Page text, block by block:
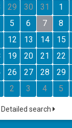
29 30 31 1
5 6 7 8
12 13 14 15
19 20 21 22
26 27 28 29
2 3 4 5
Detailed search